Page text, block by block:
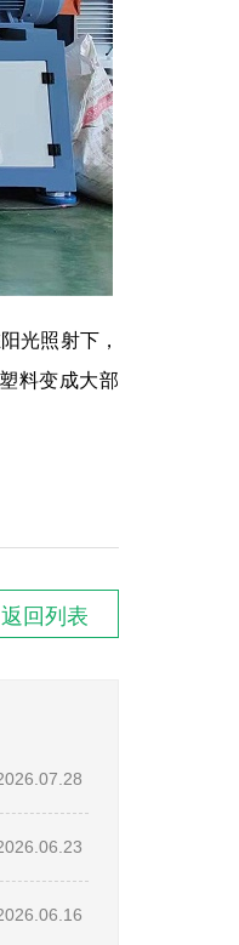
光照射下，
料变成大部
返回列表